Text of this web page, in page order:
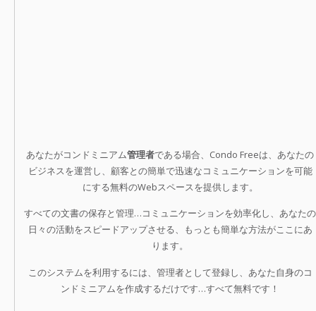
あなたがコンドミニアム管理者である場合、Condo Freeは、あなたの
ビジネスを運営し、顧客との簡単で迅速なコミュニケーションを可能
にする無料のWebスペースを提供します。
すべての文書の保存と管理…コミュニケーションを効率化し、あなたの
日々の活動をスピードアップさせる、もっとも簡単な方法がここにあ
ります。
このシステムを利用するには、管理者として登録し、あなた自身のコ
ンドミニアムを作成するだけです…すべて無料です！